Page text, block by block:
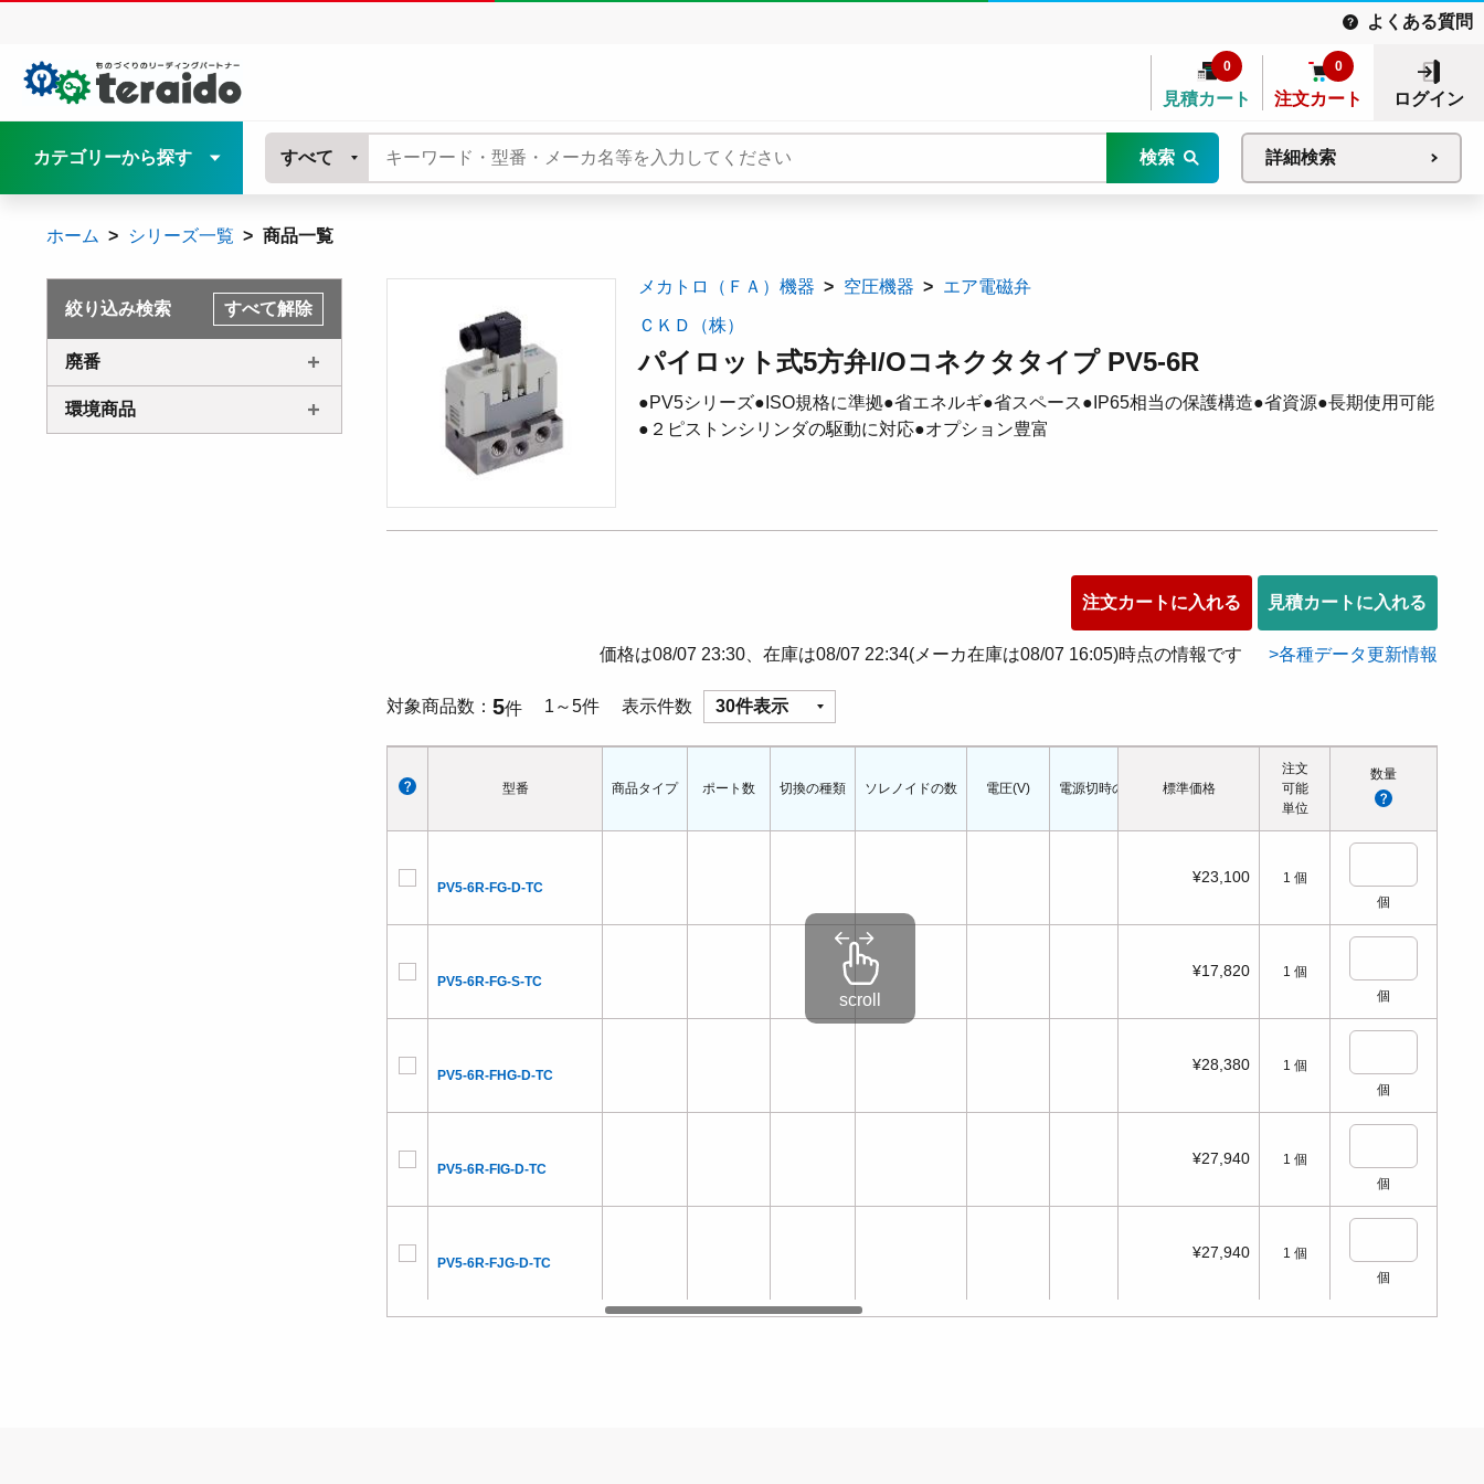
よくある質問
見積カート
0
注文カート
0
ログイン
カテゴリーから探す すべて 検索 詳細検索
ホーム シリーズ一覧 商品一覧
絞り込み検索 すべて解除
廃番
環境商品
メカトロ（ＦＡ）機器 空圧機器 エア電磁弁
ＣＫＤ（株）
パイロット式5方弁I/Oコネクタタイプ PV5-6R
●PV5シリーズ●ISO規格に準拠●省エネルギ●省スペース●IP65相当の保護構造●省資源●長期使用可能
●２ピストンシリンダの駆動に対応●オプション豊富
注文カートに入れる 見積カートに入れる
価格は08/07 23:30、在庫は08/07 22:34(メーカ在庫は08/07 16:05)時点の情報です 各種データ更新情報
対象商品数 5件 1～5件 表示件数 30件表示
型番
PV5-6R-FG-D-TC
PV5-6R-FG-S-TC
PV5-6R-FHG-D-TC
PV5-6R-FIG-D-TC
PV5-6R-FJG-D-TC
商品タイプ ポート数 切換の種類 ソレノイドの数 電圧(V) 電源切時の状態 配管口の種類 配管ねじの呼び 適応シリンダ径
標準価格
注文
可能
単位
数量
¥23,100 1 個
個
¥17,820 1 個
個
¥28,380 1 個
個
¥27,940 1 個
個
¥27,940 1 個
個